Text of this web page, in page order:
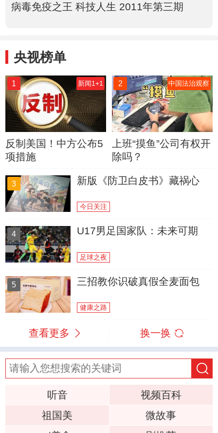
病毒免疫之王 科技人生 2011年第三期
央视榜单
1 新闻1+1
反制美国！中方公布5
项措施
2 中国法治观察
上班“摸鱼”公司有权开
除吗？
3 新版《防卫白皮书》藏祸心
今日关注
4 U17男足国家队：未来可期
足球之夜
5 三招教你识破真假全麦面包
健康之路
查看更多 换一换
听音
视频百科
祖国美
微故事